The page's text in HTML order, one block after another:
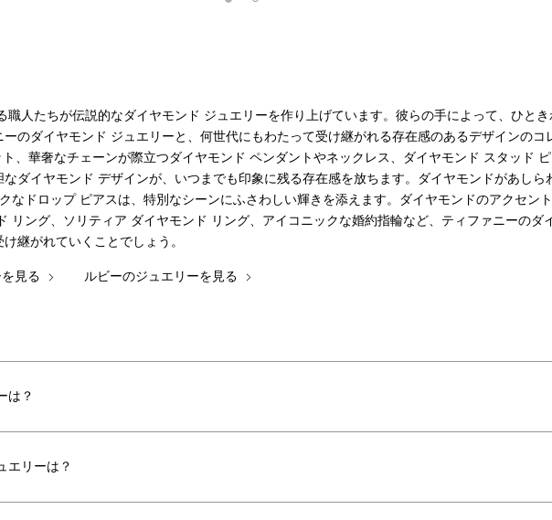
人たちが伝説的なダイヤモンド ジュエリーを作り上げています。彼らの手によって、ひと
のダイヤモンド ジュエリーと、何世代にもわたって受け継がれる存在感のあるデザインの
、華奢なチェーンが際立つダイヤモンド ペンダントやネックレス、ダイヤモンド スタッド
ダイヤモンド デザインが、いつまでも印象に残る存在感を放ちます。ダイヤモンドがあし
なドロップ ピアスは、特別なシーンにふさわしい輝きを添えます。ダイヤモンドのアクセン
リング、ソリティア ダイヤモンド リング、アイコニックな婚約指輪など、ティファニーの
継がれていくことでしょう。
見る ルビーのジュエリーを見る
は？
エリーは？